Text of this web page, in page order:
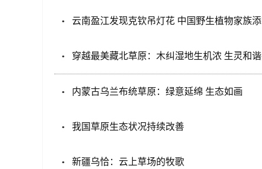
云南盈江发现克钦吊灯花 中国野生植物家族
穿越最美藏北草原：木纠湿地生机浓 生灵和
内蒙古乌兰布统草原：绿意延绵 生态如画
我国草原生态状况持续改善
新疆乌恰：云上草场的牧歌